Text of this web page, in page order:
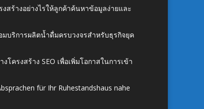
สร้างอย่างไรให้ลูกค้าค้นหาข้อมูลง่ายและ
บริการผลิตน้ำดื่มครบวงจรสำหรับธุรกิจยุค
ครงสร้าง SEO เพื่อเพิ่มโอกาสในการเข้า
für Ihr Ruhestandshaus nahe